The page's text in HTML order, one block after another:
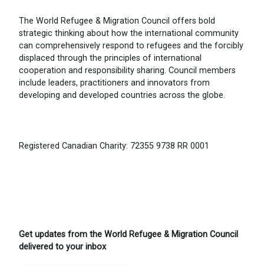
The World Refugee & Migration Council offers bold
strategic thinking about how the international community
can comprehensively respond to refugees and the forcibly
displaced through the principles of international
cooperation and responsibility sharing. Council members
include leaders, practitioners and innovators from
developing and developed countries across the globe.
Registered Canadian Charity: 72355 9738 RR 0001
Get updates from the World Refugee & Migration Council
delivered to your inbox